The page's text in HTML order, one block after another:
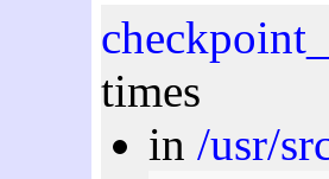
times
in /usr/